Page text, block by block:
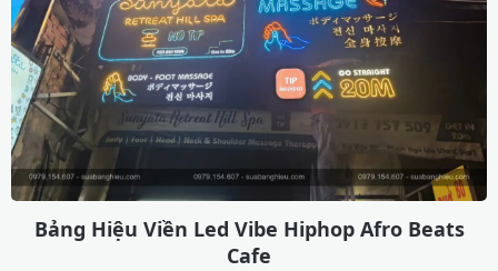
Bảng Hiệu Viền Led Vibe Hiphop Afro Beats
Cafe